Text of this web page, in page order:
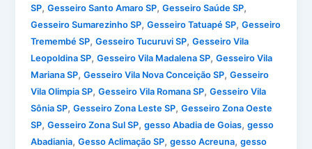
SP,Gesseiro Santo Amaro SP,Gesseiro Saúde SP,
Gesseiro Sumarezinho SP,Gesseiro Tatuapé SP,Gesseiro
Tremembé SP,Gesseiro Tucuruvi SP,Gesseiro Vila
Leopoldina SP,Gesseiro Vila Madalena SP,Gesseiro Vila
Mariana SP,Gesseiro Vila Nova Conceição SP,Gesseiro
Vila Olimpia SP,Gesseiro Vila Romana SP,Gesseiro Vila
Sônia SP,Gesseiro Zona Leste SP,Gesseiro Zona Oeste
SP,Gesseiro Zona Sul SP,gesso Abadia de Goias,gesso
Abadiania,Gesso Aclimação SP,gesso Acreuna,gesso